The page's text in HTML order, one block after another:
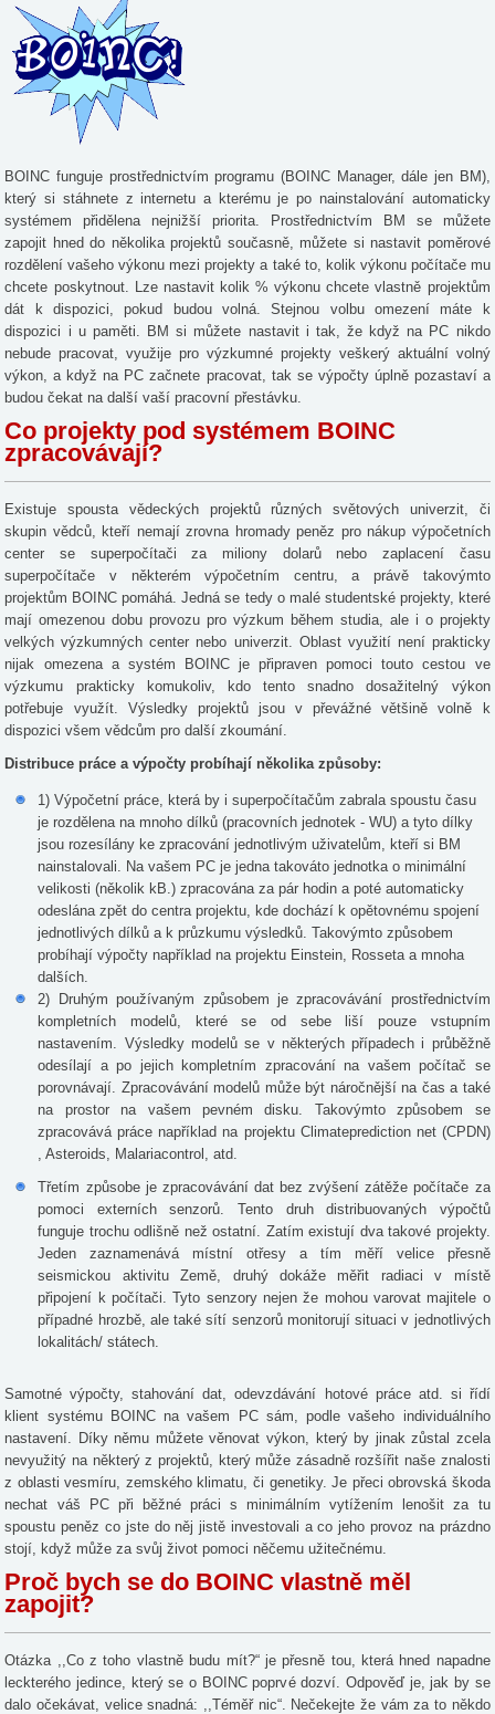
BOINC funguje prostřednictvím programu (BOINC Manager, dále jen BM),
který si stáhnete z internetu a kterému je po nainstalování automaticky
systémem přidělena nejnižší priorita. Prostřednictvím BM se můžete
zapojit hned do několika projektů současně, můžete si nastavit poměrové
rozdělení vašeho výkonu mezi projekty a také to, kolik výkonu počítače mu
chcete poskytnout. Lze nastavit kolik % výkonu chcete vlastně projektům
dát k dispozici, pokud budou volná. Stejnou volbu omezení máte k
dispozici i u paměti. BM si můžete nastavit i tak, že když na PC nikdo
nebude pracovat, využije pro výzkumné projekty veškerý aktuální volný
výkon, a když na PC začnete pracovat, tak se výpočty úplně pozastaví a
budou čekat na další vaší pracovní přestávku.
Co projekty pod systémem BOINC
zpracovávají?
Existuje spousta vědeckých projektů různých světových univerzit, či
skupin vědců, kteří nemají zrovna hromady peněz pro nákup výpočetních
center se superpočítači za miliony dolarů nebo zaplacení času
superpočítače v některém výpočetním centru, a právě takovýmto
projektům BOINC pomáhá. Jedná se tedy o malé studentské projekty, které
mají omezenou dobu provozu pro výzkum během studia, ale i o projekty
velkých výzkumných center nebo univerzit. Oblast využití není prakticky
nijak omezena a systém BOINC je připraven pomoci touto cestou ve
výzkumu prakticky komukoliv, kdo tento snadno dosažitelný výkon
potřebuje využít. Výsledky projektů jsou v převážné většině volně k
dispozici všem vědcům pro další zkoumání.
Distribuce práce a výpočty probíhají několika způsoby:
1) Výpočetní práce, která by i superpočítačům zabrala spoustu času
je rozdělena na mnoho dílků (pracovních jednotek - WU) a tyto dílky
jsou rozesílány ke zpracování jednotlivým uživatelům, kteří si BM
nainstalovali. Na vašem PC je jedna takováto jednotka o minimální
velikosti (několik kB.) zpracována za pár hodin a poté automaticky
odeslána zpět do centra projektu, kde dochází k opětovnému spojení
jednotlivých dílků a k průzkumu výsledků. Takovýmto způsobem
probíhají výpočty například na projektu Einstein, Rosseta a mnoha
dalších.
2) Druhým používaným způsobem je zpracovávání prostřednictvím
kompletních modelů, které se od sebe liší pouze vstupním
nastavením. Výsledky modelů se v některých případech i průběžně
odesílají a po jejich kompletním zpracování na vašem počítač se
porovnávají. Zpracovávání modelů může být náročnější na čas a také
na prostor na vašem pevném disku. Takovýmto způsobem se
zpracovává práce například na projektu Climateprediction net (CPDN)
, Asteroids, Malariacontrol, atd.
Třetím způsobe je zpracovávání dat bez zvýšení zátěže počítače za
pomoci externích senzorů. Tento druh distribuovaných výpočtů
funguje trochu odlišně než ostatní. Zatím existují dva takové projekty.
Jeden zaznamenává místní otřesy a tím měří velice přesně
seismickou aktivitu Země, druhý dokáže měřit radiaci v místě
připojení k počítači. Tyto senzory nejen že mohou varovat majitele o
případné hrozbě, ale také sítí senzorů monitorují situaci v jednotlivých
lokalitách/ státech.
Samotné výpočty, stahování dat, odevzdávání hotové práce atd. si řídí
klient systému BOINC na vašem PC sám, podle vašeho individuálního
nastavení. Díky němu můžete věnovat výkon, který by jinak zůstal zcela
nevyužitý na některý z projektů, který může zásadně rozšířit naše znalosti
z oblasti vesmíru, zemského klimatu, či genetiky. Je přeci obrovská škoda
nechat váš PC při běžné práci s minimálním vytížením lenošit za tu
spoustu peněz co jste do něj jistě investovali a co jeho provoz na prázdno
stojí, když může za svůj život pomoci něčemu užitečnému.
Proč bych se do BOINC vlastně měl
zapojit?
Otázka ,,Co z toho vlastně budu mít?“ je přesně tou, která hned napadne
leckterého jedince, který se o BOINC poprvé dozví. Odpověď je, jak by se
dalo očekávat, velice snadná: ,,Téměř nic“. Nečekejte že vám za to někdo